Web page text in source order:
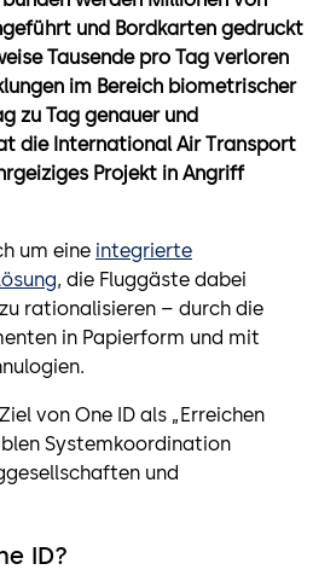
und Bordkarten gedruckt
Tausende pro Tag verloren
im Bereich biometrischer
zu Tag genauer und
die International Air Transport
Projekt in Angriff
um eine integrierte
, die Fluggäste dabei
rationalisieren – durch die
in Papierform und mit
von One ID als „Erreichen
Systemkoordination
und
ID?